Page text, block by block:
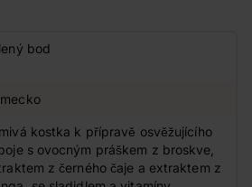
bod
kostka k přípravě osvěžujícího
s ovocným práškem z broskve,
z černého čaje a extraktem z